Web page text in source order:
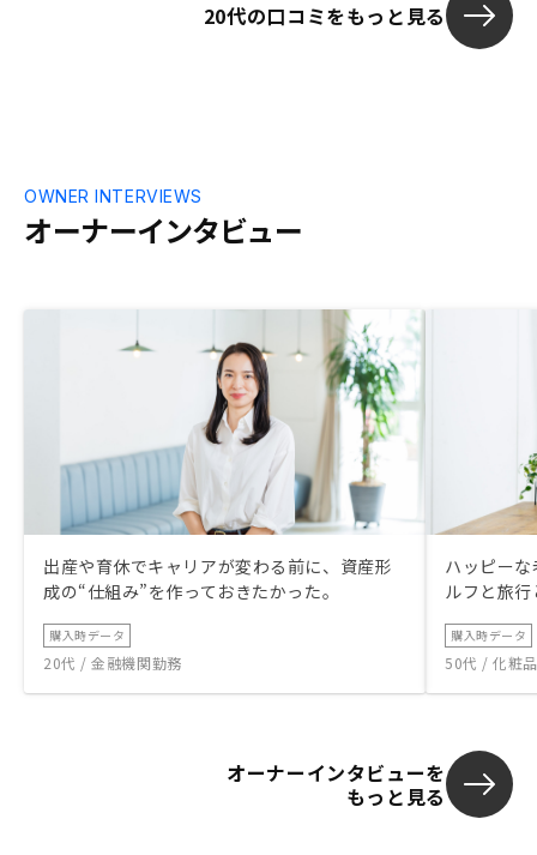
20代の口コミをもっと見る
オーナーインタビュー
OWNER INTERVIEWS
出産や育休でキャリアが変わる前に、資産形
成の“仕組み”を作っておきたかった。
購入時データ
20代 / 金融機関勤務
ハッピー
ルフと旅
購入時データ
50代 / 化粧
オーナーインタビューを
もっと見る